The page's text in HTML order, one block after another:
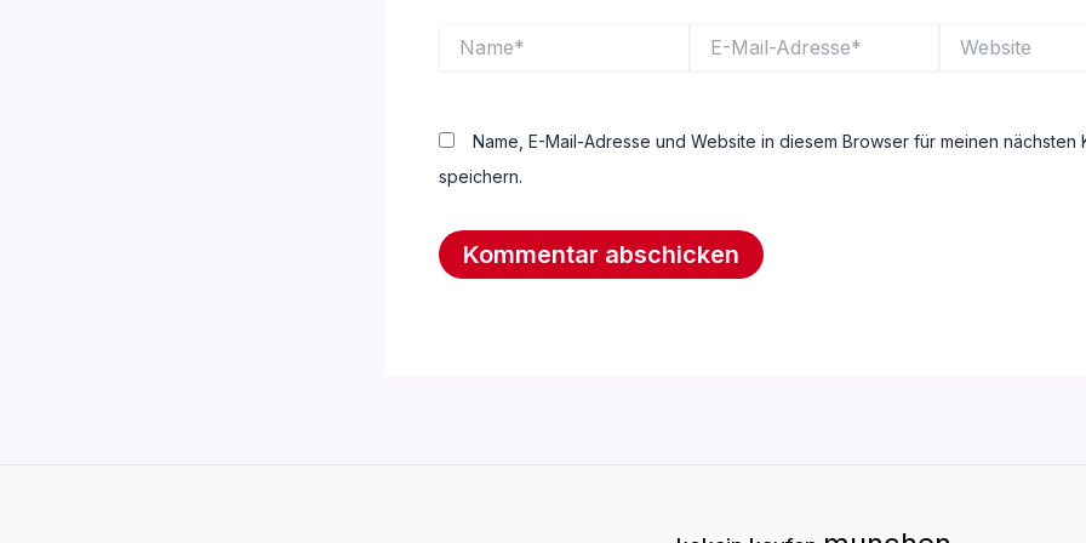
Mail-
Name, E-Mail-Adresse und Website in diesem Browser für meinen nächsten
speichern.